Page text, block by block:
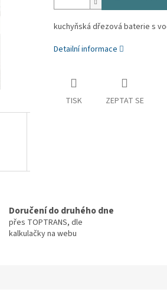
kuchyňská dřezová baterie s
Detailní informace
TISK ZEPTAT SE
Doručení do druhého dne
přes TOPTRANS, dle
kalkulačky na webu